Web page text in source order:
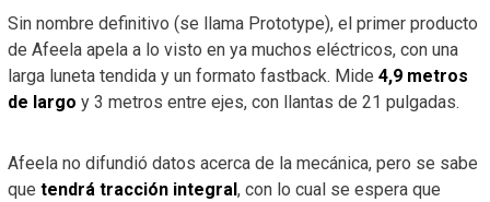
Sin nombre definitivo (se llama Prototype), el primer producto
de Afeela apela a lo visto en ya muchos eléctricos, con una
larga luneta tendida y un formato fastback. Mide 4,9 metros
de largo y 3 metros entre ejes, con llantas de 21 pulgadas.
Afeela no difundió datos acerca de la mecánica, pero se sabe
que tendrá tracción integral , con lo cual se espera que